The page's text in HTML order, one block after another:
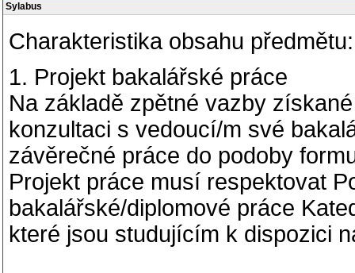
Sylabus
Charakteristika obsahu předmětu:
1. Projekt bakalářské práce
Na základě zpětné vazby
konzultaci s vedoucí/m své
závěrečné práce do podoby
Projekt práce musí respektovat
bakalářské/diplomové práce
které jsou studujícím k dispozici